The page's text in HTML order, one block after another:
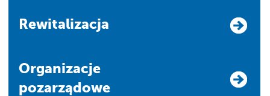
Rewitalizacja
Organizacje
pozarządowe